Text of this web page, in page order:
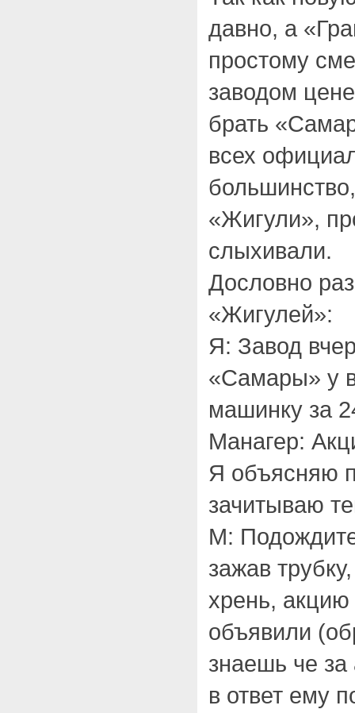
давно, а
простому
заводом
брать
всех
«Жигули»,
слыхивали.
Дословно
«Жигулей»:
Я: Завод
«Самары» у
машинку за
Манагер:
Я объясняю
зачитываю
М:
зажав
хрень, акцию
объявили
знаешь че
в ответ ему